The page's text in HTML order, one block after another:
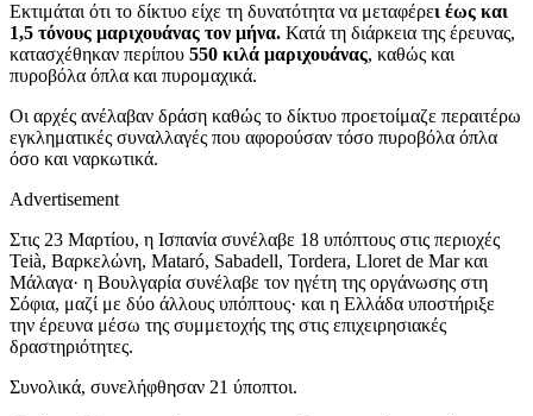
Εκτιμάται ότι το δίκτυο είχε τη δυνατότητα να μεταφέρει έως και
1,5 τόνους μαριχουάνας τον μήνα. Κατά τη διάρκεια της έρευνας,
κατασχέθηκαν περίπου 550 κιλά μαριχουάνας, καθώς και
πυροβόλα όπλα και πυρομαχικά.
Οι αρχές ανέλαβαν δράση καθώς το δίκτυο προετοίμαζε περαιτέρω
εγκληματικές συναλλαγές που αφορούσαν τόσο πυροβόλα όπλα
όσο και ναρκωτικά.
Advertisement
Στις 23 Μαρτίου, η Ισπανία συνέλαβε 18 υπόπτους στις περιοχές
Teià, Βαρκελώνη, Mataró, Sabadell, Tordera, Lloret de Mar και
Μάλαγα· η Βουλγαρία συνέλαβε τον ηγέτη της οργάνωσης στη
Σόφια, μαζί με δύο άλλους υπόπτους· και η Ελλάδα υποστήριξε
την έρευνα μέσω της συμμετοχής της στις επιχειρησιακές
δραστηριότητες.
Συνολικά, συνελήφθησαν 21 ύποπτοι.